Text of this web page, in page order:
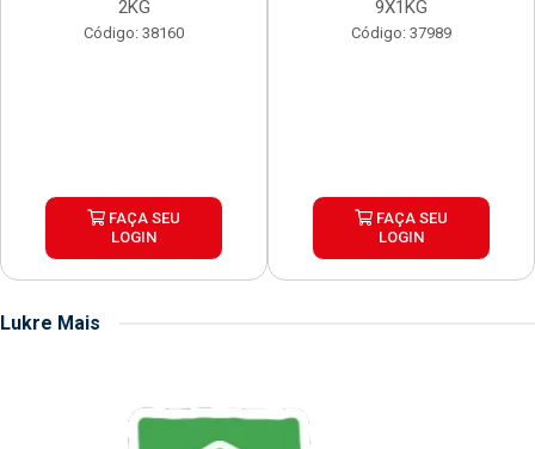
2KG
Código: 38160
FAÇA SEU
LOGIN
9X1KG
Código: 37989
FAÇA SEU
LOGIN
Lukre Mais